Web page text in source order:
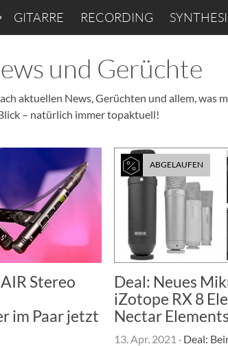
GITARRE RECORDING
und Gerüchte
aktuellen News, Gerüchten und allem,
– natürlich immer topaktuell!
Stereo
im Paar jetzt
ABGELAUFEN
Deal: Neues
iZotope RX 8
Nectar
13. Apr. 2021 ·Deal: